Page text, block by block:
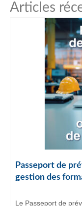
Articles
Passeport de
gestion des
Le Passeport de